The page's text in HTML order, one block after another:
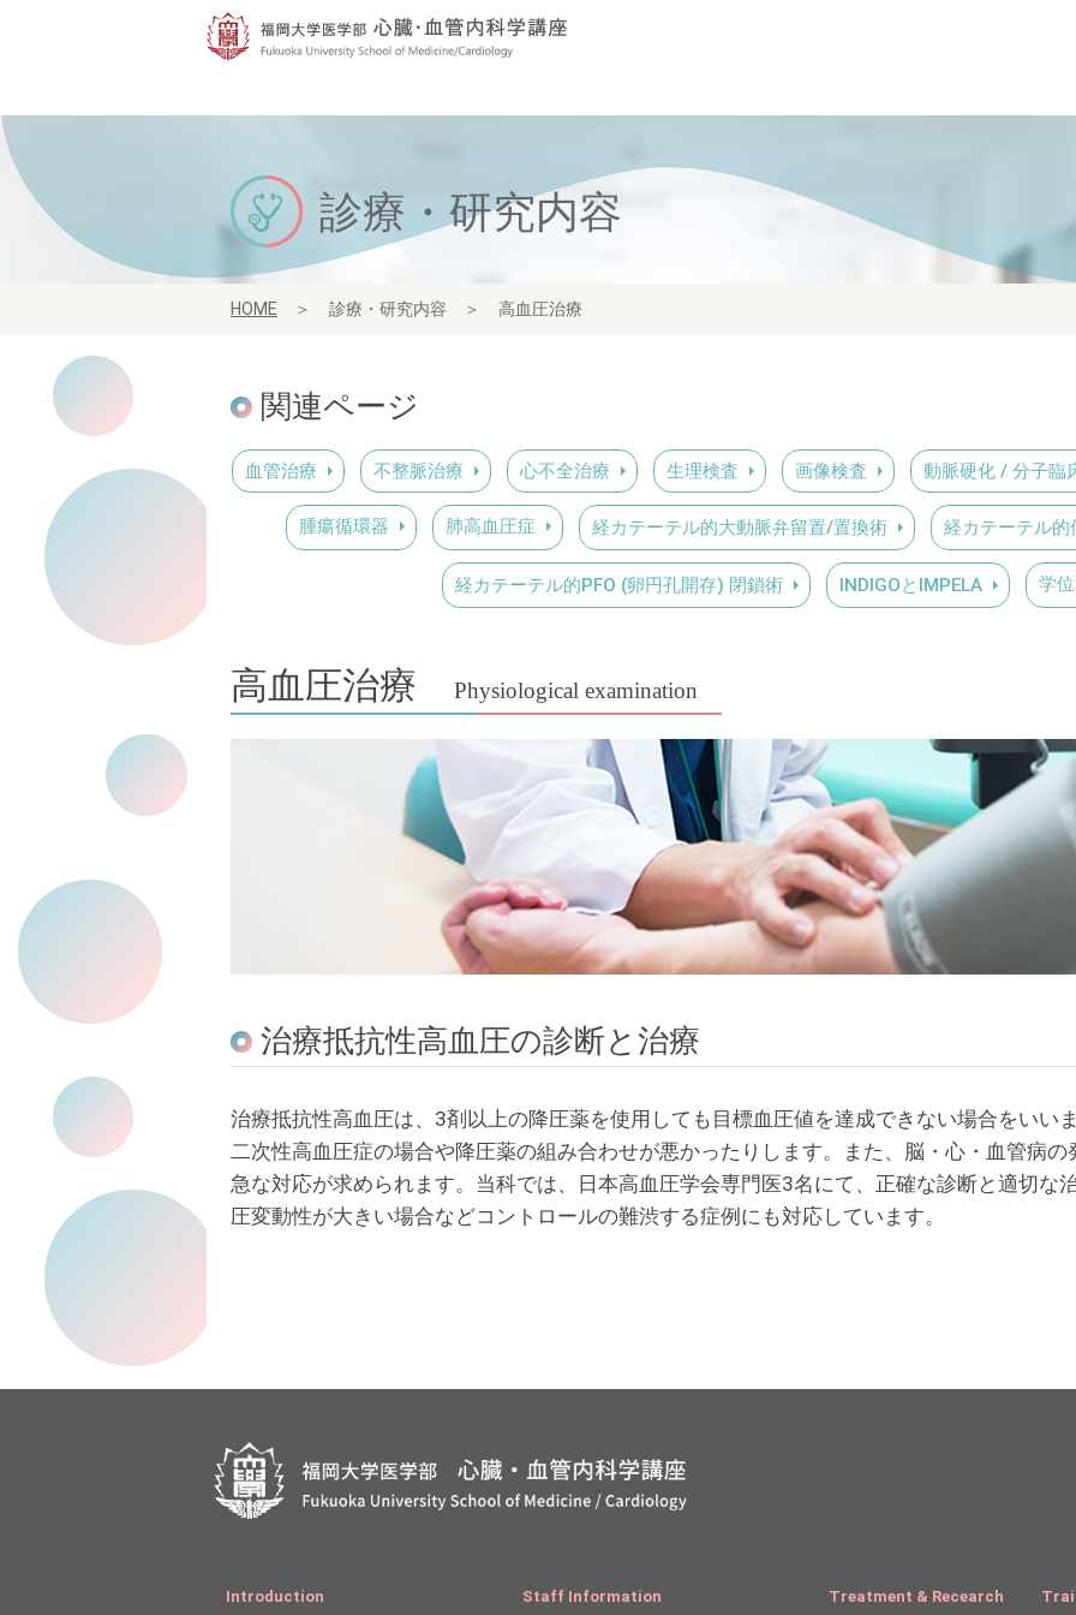
診療・研究内容
HOME ＞ 診療・研究内容 ＞ 高血圧治療
関連ページ
血管治療 不整脈治療 心不全治療 生理検査 画像検査 動脈硬化 / 分子臨
腫瘍循環器 肺高血圧症 経カテーテル的大動脈弁留置/置換術 経カテーテル
経カテーテル的PFO (卵円孔開存) 閉鎖術 INDIGOとIMPELA 学
高血圧治療 Physiological examination
治療抵抗性高血圧の診断と治療
治療抵抗性高血圧は、3剤以上の降圧薬を使用しても目標血圧値を達成できない場合をいい
二次性高血圧症の場合や降圧薬の組み合わせが悪かったりします。また、脳・心・血管病
急な対応が求められます。当科では、日本高血圧学会専門医3名にて、正確な診断と適切な
圧変動性が大きい場合などコントロールの難渋する症例にも対応しています。
Introduction Staff Information Treatment & Recearch